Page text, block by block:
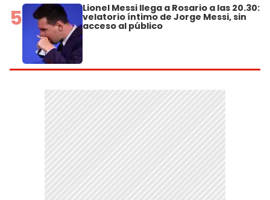
5 Lionel Messi llega a Rosario a las 20.30:
velatorio íntimo de Jorge Messi, sin
acceso al público